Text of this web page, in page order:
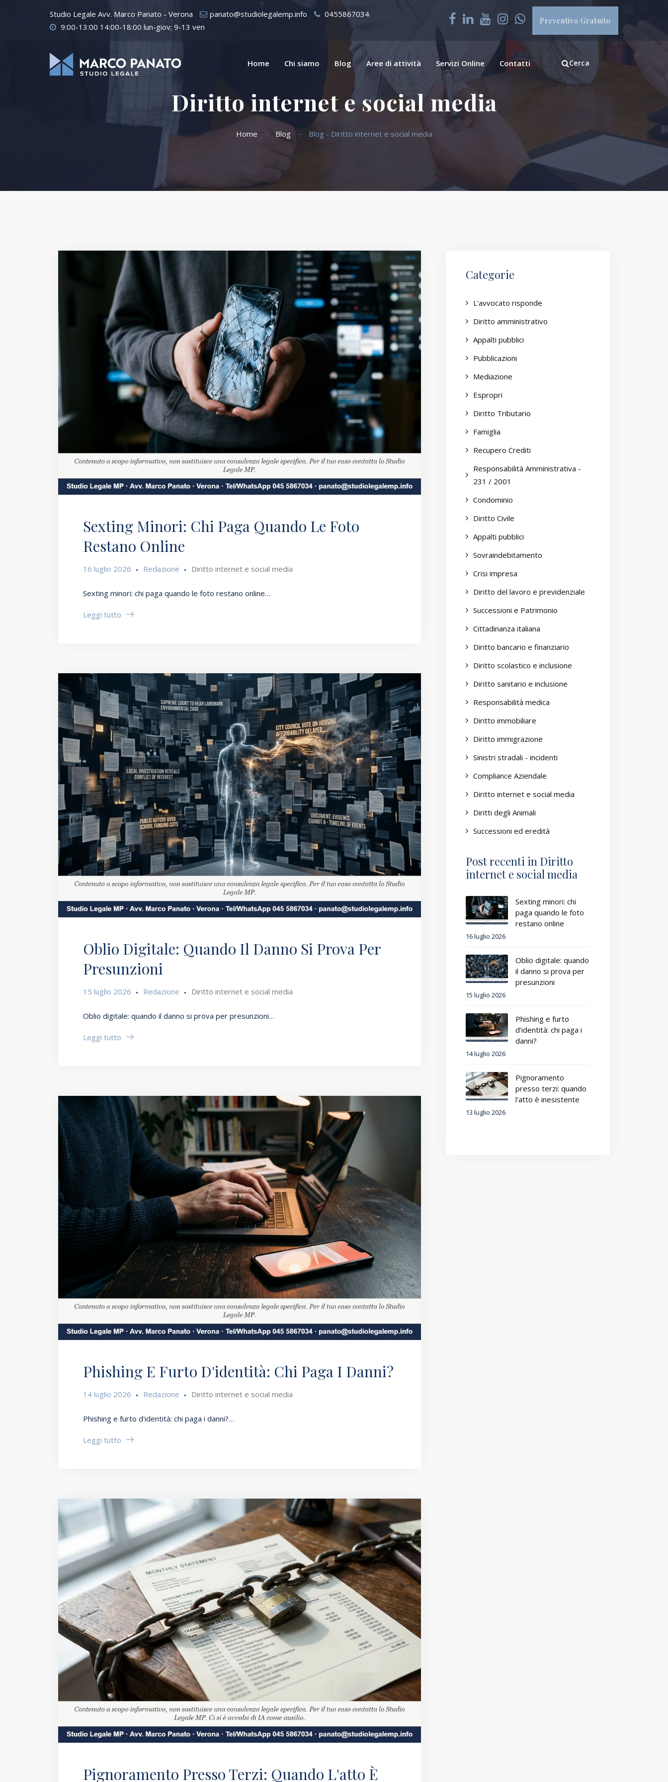
Studio Legale Avv. Marco Panato - Verona panato@studiolegalemp.info
0455867034
9:00-13:00 14:00-18:00 lun-giov; 9-13 ven
Preventivo Gratuito
Home Chi siamo Blog Aree di attività Servizi Online Contatti Cerca
Diritto internet e social media
Home Blog Blog - Diritto internet e social media
Sexting Minori: Chi Paga Quando Le Foto
Restano Online
16 luglio 2026 Redazione Diritto internet e social media
Sexting minori: chi paga quando le foto restano online…
Leggi tutto
Oblio Digitale: Quando Il Danno Si Prova Per
Presunzioni
15 luglio 2026 Redazione Diritto internet e social media
Oblio digitale: quando il danno si prova per presunzioni…
Leggi tutto
Phishing E Furto D'identità: Chi Paga I Danni?
14 luglio 2026 Redazione Diritto internet e social media
Phishing e furto d'identità: chi paga i danni?…
Leggi tutto
Pignoramento Presso Terzi: Quando L'atto È
Categorie
L'avvocato risponde
Diritto amministrativo
Appalti pubblici
Pubblicazioni
Mediazione
Espropri
Diritto Tributario
Famiglia
Recupero Crediti
Responsabilità Amministrativa -
231 / 2001
Condominio
Diritto Civile
Appalti pubblici
Sovraindebitamento
Crisi impresa
Diritto del lavoro e previdenziale
Successioni e Patrimonio
Cittadinanza italiana
Diritto bancario e finanziario
Diritto scolastico e inclusione
Diritto sanitario e inclusione
Responsabilità medica
Diritto immobiliare
Diritto immigrazione
Sinistri stradali - incidenti
Compliance Aziendale
Diritto internet e social media
Diritti degli Animali
Successioni ed eredità
Post recenti in Diritto
internet e social media
Sexting minori: chi
paga quando le foto
restano online
16 luglio 2026
Oblio digitale: quando
il danno si prova per
presunzioni
15 luglio 2026
Phishing e furto
d'identità: chi paga i
danni?
14 luglio 2026
Pignoramento
presso terzi: quando
l'atto è inesistente
13 luglio 2026